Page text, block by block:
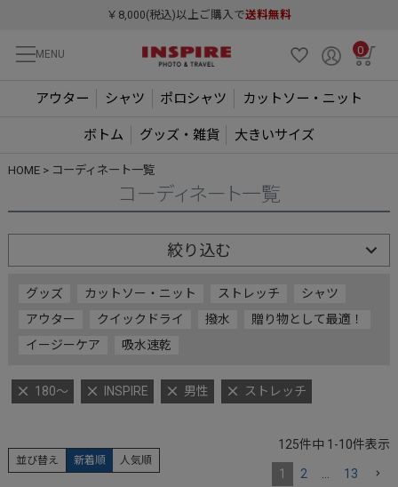
￥8,000(税込)以上ご購入で送料無料
MENU 0
アウター シャツ ポロシャツ カットソー・ニット
ボトム グッズ・雑貨 大きいサイズ
HOME コーディネート一覧
コーディネート一覧
絞り込む
グッズ カットソー・ニット ストレッチ
シャツ
アウター
クイックドライ 撥水
贈り物として最適！
イージーケア
吸水速乾
180～ INSPIRE 男性 ストレッチ
並び替え 新着順 人気順
125件中 1 -10件表示
1 2 13